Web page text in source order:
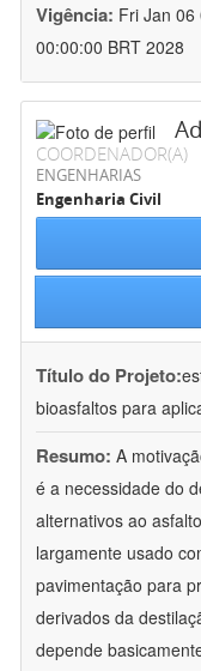
Vigência: Fri Jan 06
00:00:00 BRT 2028
COORDENADOR(A)
ENGENHARIAS
Engenharia Civil
Título do Projeto:
bioasfaltos para
Resumo: A
é a necessidade do
alternativos ao
largamente usado
pavimentação para
derivados da
depende